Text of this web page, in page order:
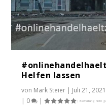
BVOH-Facebook &
Workshop
17. April:
in Saarbrüc...
Helfen lassen
von Mark Steier | Juli 21, 2021
| 0 |